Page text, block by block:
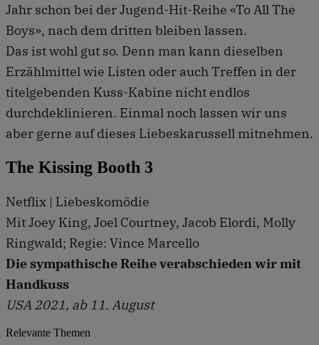
Jahr schon bei der Jugend-Hit-Reihe «To All The
Boys», nach dem dritten bleiben lassen.
Das ist wohl gut so. Denn man kann dieselben
Erzählmittel wie Listen oder auch Treffen in der
titelgebenden Kuss-Kabine nicht endlos
durchdeklinieren. Einmal noch lassen wir uns
aber gerne auf dieses Liebeskarussell mitnehmen.
The Kissing Booth 3
Netflix | Liebeskomödie
Mit Joey King, Joel Courtney, Jacob Elordi, Molly
Ringwald; Regie: Vince Marcello
Die sympathische Reihe verabschieden wir mit
Handkuss
USA 2021, ab 11. August
Relevante Themen